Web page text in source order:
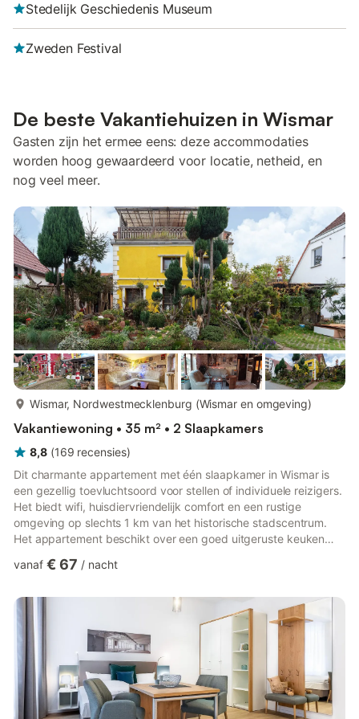
Stedelijk Geschiedenis Museum
Zweden Festival
De beste Vakantiehuizen in Wismar
Gasten zijn het ermee eens: deze accommodaties
worden hoog gewaardeerd voor locatie, netheid, en
nog veel meer.
meer...
Wismar, Nordwestmecklenburg (Wismar en omgeving)
Vakantiewoning • 35 m² • 2 Slaapkamers
8,8 (169 recensies)
Dit charmante appartement met één slaapkamer in Wismar is
een gezellig toevluchtsoord voor stellen of individuele reizigers.
Het biedt wifi, huisdiervriendelijk comfort en een rustige
omgeving op slechts 1 km van het historische stadscentrum.
Het appartement beschikt over een goed uitgeruste keuken
tv, radio en een zithoek voor ontspannen avonden. Gasten
de barbecue, en ter plaatse fietsen huren om de geplaveide
straten en het uitzicht op de haven van de stad te verkenn...
vanaf € 67 / nacht